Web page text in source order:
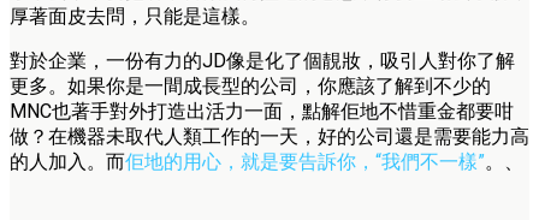
厚著面皮去問，只能是這樣。
對於企業，一份有力的JD像是化了個靚妝，吸引人對你了解
更多。如果你是一間成長型的公司，你應該了解到不少的
MNC也著手對外打造出活力一面，點解佢地不惜重金都要咁
做？在機器未取代人類工作的一天，好的公司還是需要能力高
的人加入。而佢地的用心，就是要告訴你，“我們不一樣”。、